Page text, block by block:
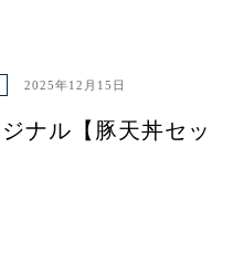
2025年12月15日
ナル【豚天丼セッ